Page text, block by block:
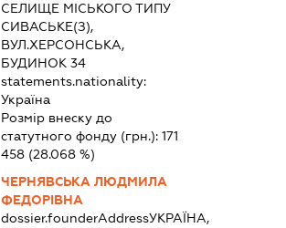
СЕЛИЩЕ МІСЬКОГО ТИПУ
СИВАСЬКЕ(З),
ВУЛ.ХЕРСОНСЬКА,
БУДИНОК 34
statements.nationality:
Україна
Розмір внеску до
статутного фонду (грн.):171
458 (28.068 %)
ЧЕРНЯВСЬКА ЛЮДМИЛА
ФЕДОРІВНА
dossier.founderAddressУКРАЇНА,